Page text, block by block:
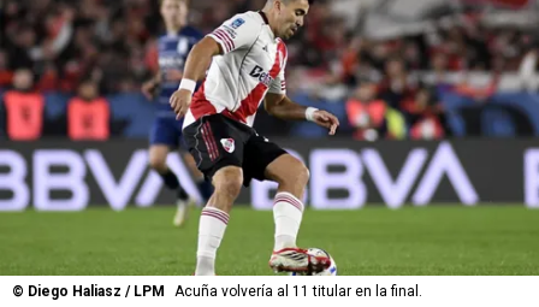
© Diego Haliasz / LPM Acuña volvería al 11 titular en la final.